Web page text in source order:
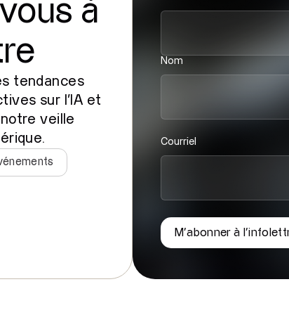
à
tendances
sur l'IA et
veille
Nom
Courriel
M'abonner à